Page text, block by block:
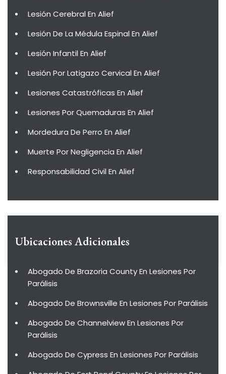
Lesión Cerebral En Alief
Lesión De La Médula Espinal En Alief
Lesión Infantil En Alief
Lesión Por Latigazo Cervical En Alief
Lesiones Catastróficas En Alief
Lesiones Por Quemaduras En Alief
Mordedura De Perro En Alief
Muerte Por Negligencia En Alief
Responsabilidad Civil En Alief
Ubicaciones Adicionales
Abogado De Brazoria County En Lesiones Por
Parálisis
Abogado De Brownsville En Lesiones Por Parálisis
Abogado De Channelview En Lesiones Por
Parálisis
Abogado De Cypress En Lesiones Por Parálisis